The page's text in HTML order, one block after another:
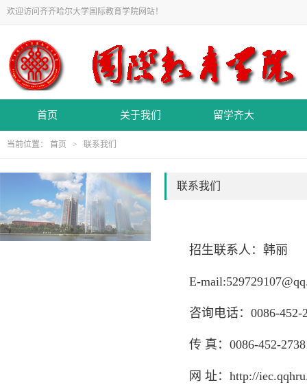
欢迎访问齐齐哈尔大学国际教育学院网站！
首页 关于我们 留学齐大
当前位置： 首页 > 联系我们
联系我们
招生联系人：韩丽
E-
咨询电话：0086-452-
传 真：0086-452-
网 址：http://